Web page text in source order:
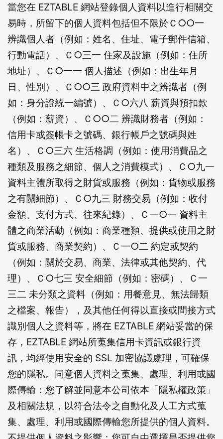
當您在 EZTABLE 網站登錄個人資料以進行相關交
易時，所留下的個人資料包括但不限於Ｃ○○一
辨識個人者（例如：姓名、住址、電子郵件信箱、
行動電話）、Ｃ○三一 住家及設施（例如：住所
地址）、Ｃ○一一 個人描述（例如：出生年月
日、性別）、Ｃ○○三 政府資料中之辨識者（例
如：身分證統一編號）、Ｃ○六八 薪資與預扣款
（例如：薪資）、Ｃ○○二 辨識財務者（例如：
信用卡或簽帳卡之號碼、銀行帳戶之號碼與姓
名）、Ｃ○三六 生活格調（例如：使用消費品之
種類及服務之細節、個人之消費模式）、Ｃ○九一
資料主體所取得之財貨或服務（例如：貨物或服務
之有關細節）、Ｃ○九三 財務交易（例如：收付
金額、支付方式、往來紀錄）、Ｃ一○一 資料主
體之商業活動（例如：商業種類、提供或使用之財
貨或服務、商業契約）、Ｃ一○二 約定或契約
（例如：關於交易、商業、法律或其他契約、代
理）、Ｃ○七三 安全細節（例如：密碼）、Ｃ一
三二 未分類之資料（例如：用餐意見、無法歸類
之檔案、報告），及其他任何得以直接或間接方式
識別個人之資料等，將在 EZTABLE 網站妥當的保
存，EZTABLE 網站所蒐集信用卡資訊或銀行資
訊，均經使用安全的 SSL 加密協議處理，可確保
您的隱私。同意個人資料之蒐集、處理、利用或國
際傳輸：您了解並同意本公司依本「隱私權政策」
及相關法規，以符合法令之自動化及人工方式蒐
集、處理、利用或國際傳輸您所提供的個人資料。